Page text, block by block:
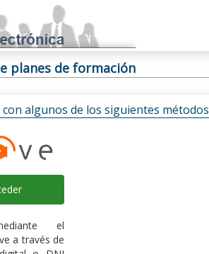
planes de formación
algunos de los siguientes métodos
el
a través de